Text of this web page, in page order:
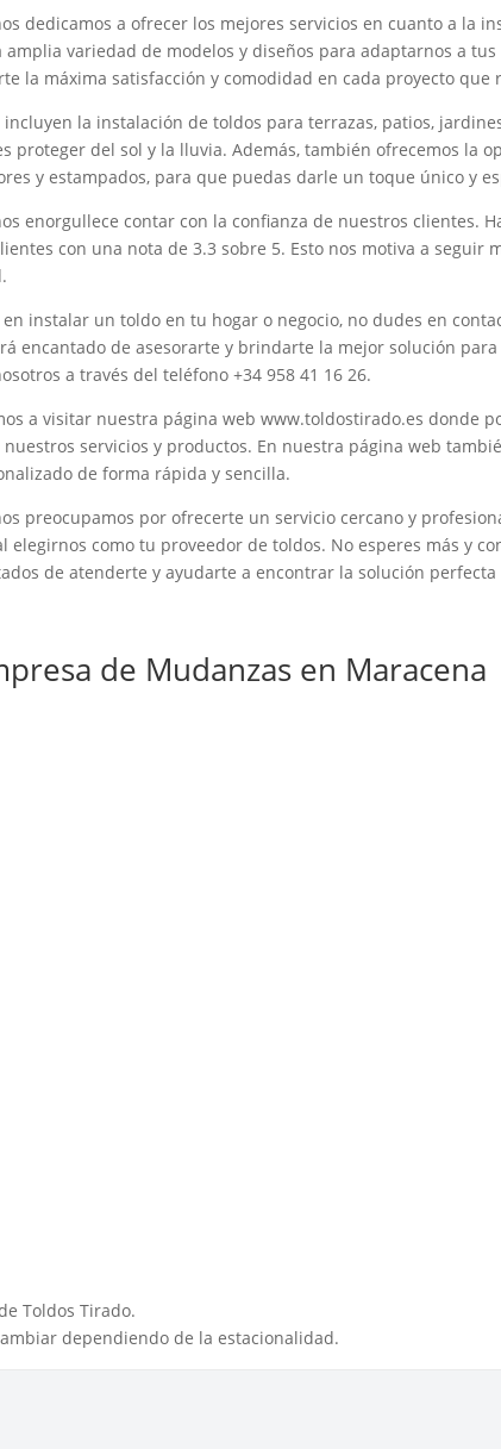
dedicamos a ofrecer los mejores servicios en cuanto a la
amplia variedad de modelos y diseños para adaptarnos a
la máxima satisfacción y comodidad en cada proyecto que
incluyen la instalación de toldos para terrazas, patios,
proteger del sol y la lluvia. Además, también ofrecemos la
y estampados, para que puedas darle un toque único y
enorgullece contar con la confianza de nuestros clientes.
con una nota de 3.3 sobre 5. Esto nos motiva a seguir
en instalar un toldo en tu hogar o negocio, no dudes en
encantado de asesorarte y brindarte la mejor solución para
a través del teléfono +34 958 41 16 26.
a visitar nuestra página web www.toldostirado.es donde
servicios y productos. En nuestra página web
de forma rápida y sencilla.
preocupamos por ofrecerte un servicio cercano y
elegirnos como tu proveedor de toldos. No esperes más y
de atenderte y ayudarte a encontrar la solución
de Mudanzas en Maracena
Toldos Tirado.
dependiendo de la estacionalidad.